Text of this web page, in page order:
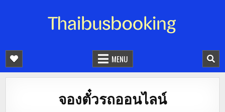
จองตั๋วรถออนไลน์ 24 ชั่วโมง
MENU
จองตั๋วรถออนไลน์